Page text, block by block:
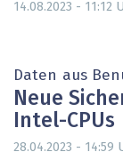
14.08.2023 - 11:12
Daten aus
Neue
Intel-CPUs
28.04.2023 - 14:59